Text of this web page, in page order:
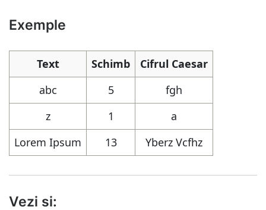
Exemple
Text Schimb
Cifrul Caesar
abc
5
fgh
z
1
a
Lorem Ipsum
13 Yberz Vcfhz
Vezi si: